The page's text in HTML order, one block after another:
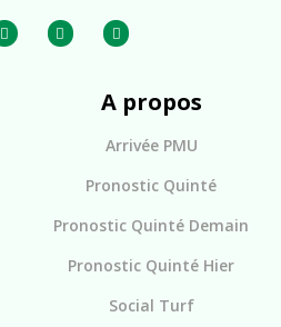
A propos
Arrivée PMU
Pronostic Quinté
Pronostic Quinté Demain
Pronostic Quinté Hier
Social Turf